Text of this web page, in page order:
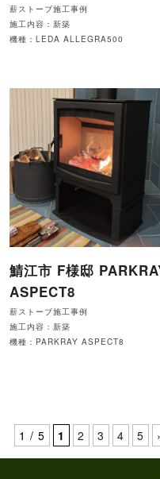
薪ストーブ施工事例
施工内容：新築
機種：LEDA ALLEGRA500
鯖江市 F様邸
ASPECT8
薪ストーブ施工事例
施工内容：新築
機種：PARKRAY ASPECT8
1 / 5 1 2 3 4 5